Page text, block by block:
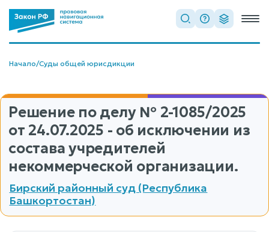
Начало/Суды общей юрисдикции
Решение по делу № 2-1085/2025
от 24.07.2025 - об исключении из
состава учредителей
некоммерческой организации.
Бирский районный суд (Республика
Башкортостан)